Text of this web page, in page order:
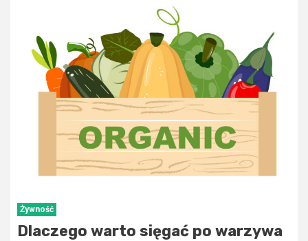
Żywność
Dlaczego warto sięgać po warzywa